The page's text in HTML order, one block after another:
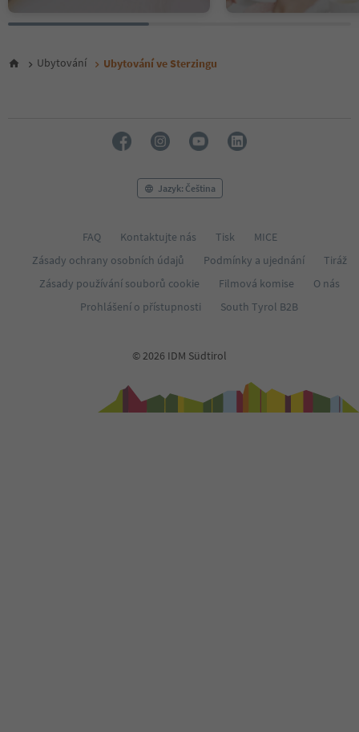
Ubytování Ubytování ve Sterzingu
Jazyk: Čeština
FAQ Kontaktujte nás Tisk
MICE
Zásady ochrany osobních údajů
Podmínky a ujednání
Tiráž
Zásady používání souborů cookie
Filmová komise
O nás
Prohlášení o přístupnosti
South Tyrol B2B
© 2026 IDM Südtirol